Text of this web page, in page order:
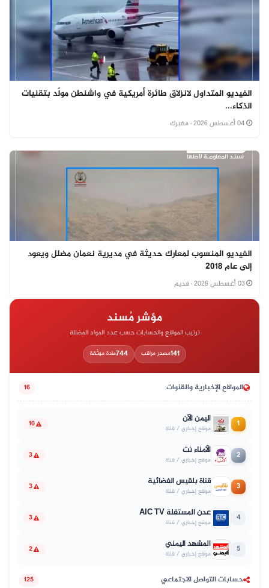
الفيديو المتداول لانزلاق طائرة أمريكية في واشنطن مولّد بتقنيات
الذكاء...
· مفبرك
الفيديو المنسوب لمعارك حديثة في مديرية نعمان مضلل ويعود
إلى عام 2018
· قديم
مؤشر مُسند
ترتيب المواقع والحسابات حسب عدد المواد المضللة
141مصدر مراقب 744مادة موثّقة
المواقع الإخبارية والقنوات 16
1 اليمن الآن
موقع إخباري / قناة 10
2 الأمناء نت
موقع إخباري / قناة 3
3 قناة بلقيس الفضائية
موقع إخباري / قناة 3
4 عدن المستقلة AIC TV
موقع إخباري / قناة 3
5 المشهد اليمني
موقع إخباري / قناة 2
حسابات التواصل الاجتماعي 125